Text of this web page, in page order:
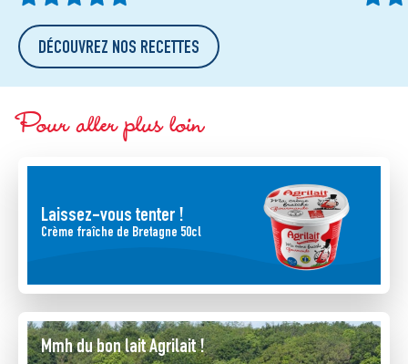
DÉCOUVREZ NOS RECETTES
Pour aller plus loin
Laissez-vous tenter !
Crème fraîche de Bretagne 50cl
Mmh du bon lait Agrilait !